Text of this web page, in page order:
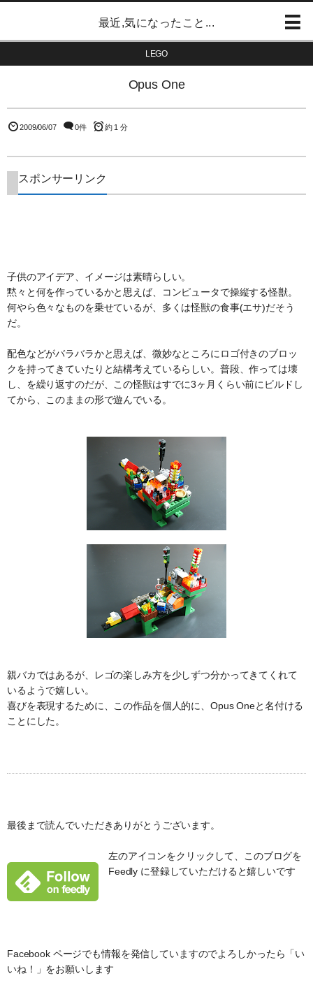
最近,気になったこと...
LEGO
Opus One
2009/06/07 0件 約 1 分
スポンサーリンク
子供のアイデア、イメージは素晴らしい。
黙々と何を作っているかと思えば、コンピュータで操縦する怪獣。
何やら色々なものを乗せているが、多くは怪獣の食事(エサ)だそう
だ。
配色などがバラバラかと思えば、微妙なところにロゴ付きのブロッ
クを持ってきていたりと結構考えているらしい。普段、作っては壊
し、を繰り返すのだが、この怪獣はすでに3ヶ月くらい前にビルドし
てから、このままの形で遊んでいる。
親バカではあるが、レゴの楽しみ方を少しずつ分かってきてくれて
いるようで嬉しい。
喜びを表現するために、この作品を個人的に、Opus Oneと名付ける
ことにした。
最後まで読んでいただきありがとうございます。
左のアイコンをクリックして、このブログを
Feedly に登録していただけると嬉しいです
Facebook ページでも情報を発信していますのでよろしかったら「い
いね！」をお願いします